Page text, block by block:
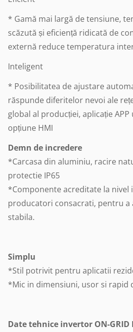
* Gamă mai largă de tensiune,
scăzută și eficiență ridicată de
externă reduce temperatura
Inteligent
* Posibilitatea de ajustare
răspunde diferitelor nevoi ale
global al producției, aplicație
opțiune HMI
Demn de incredere
*Carcasa din aluminiu, racire
protectie IP65
*Componente acreditate la nivel
producatori consacrati, pentru a
stabila.
Simplu
*Stil potrivit pentru aplicatii
*Mic in dimensiuni, usor si rapid
Date tehnice invertor ON-GRID